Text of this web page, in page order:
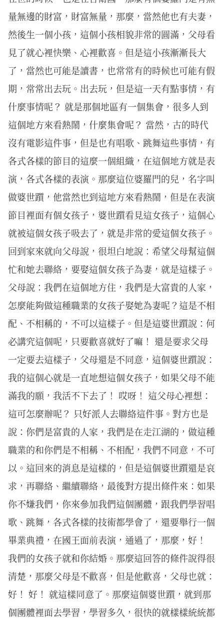
量無邊的財富，財富無量，那麼，當然他也有夫妻，
然後生一個小孩，這個小孩相貌非常的圓滿，父母看
見了就心裡快樂、心裡歡喜。但是這小孩漸漸長大
了，當然也可能是讀書，也常常有的時候也可能有假
期，常常出去玩。出去玩，但是這一天有點事情，有
什麼事情呢？ 就是那個地區有一個集會，很多人到
這個地方來看熱鬧，什麼集會呢？ 當然，古的時代
沒有電影這件事，但是也有唱歌、跳舞這些事情，有
各式各樣的節目的這麼一個組織，在這個地方就是表
演，各式各樣的表演。那麼這位婆羅門的兒，名字叫
做婆世躓，他當然也到這地方來看熱鬧，但是在表演
節目裡面有個女孩子，婆世躓看見這女孩子，這個心
就被這個女孩子吸去了，就是非常的愛這個女孩子。
回到家來就向父母說，很坦白地說：希望父母幫這個
忙和她去聯絡，要娶這個女孩子為妻，就是這樣子。
父母說：我們在這個地方住，我們是大富貴的人家，
怎麼能夠做這種職業的女孩子娶她為妻呢？這是不相
配、不相稱的，不可以這樣子。但是這婆世躓說：何
必講究這個呢，只要歡喜就好了嘛！ 還是要求父母
一定要去這樣子，父母還是不同意，這個婆世躓說：
我的這個心就是一直地想這個女孩子，如果父母不能
滿我的願，我活不下去了！ 哎呀！ 這父母心裡想：
這可怎麼辦呢？ 只好派人去聯絡這件事。對方也是
說：你們是富貴的人家，我們是在走江湖的，做這種
職業的和你們是不相稱、不相配，我們不同意，不可
以。這回來的消息是這樣的，但是這個婆世躓還是哀
求，再聯絡、繼續聯絡，最後對方提出條件來：如果
你不嫌我們，你來參加我們這個團體，跟我們學習唱
歌、跳舞，各式各樣的技術都學會了，還要舉行一個
畢業典禮，在國王面前表演，通過了，那麼，好！
我們的女孩子就和你結婚。那麼這回答的條件說得很
清楚，那麼父母是不歡喜，但是他歡喜，父母也就：
好！ 好！ 就這樣同意了。那麼這個婆世躓，就到那
個團體裡面去學習，學習多久，很快的就樣樣統統都